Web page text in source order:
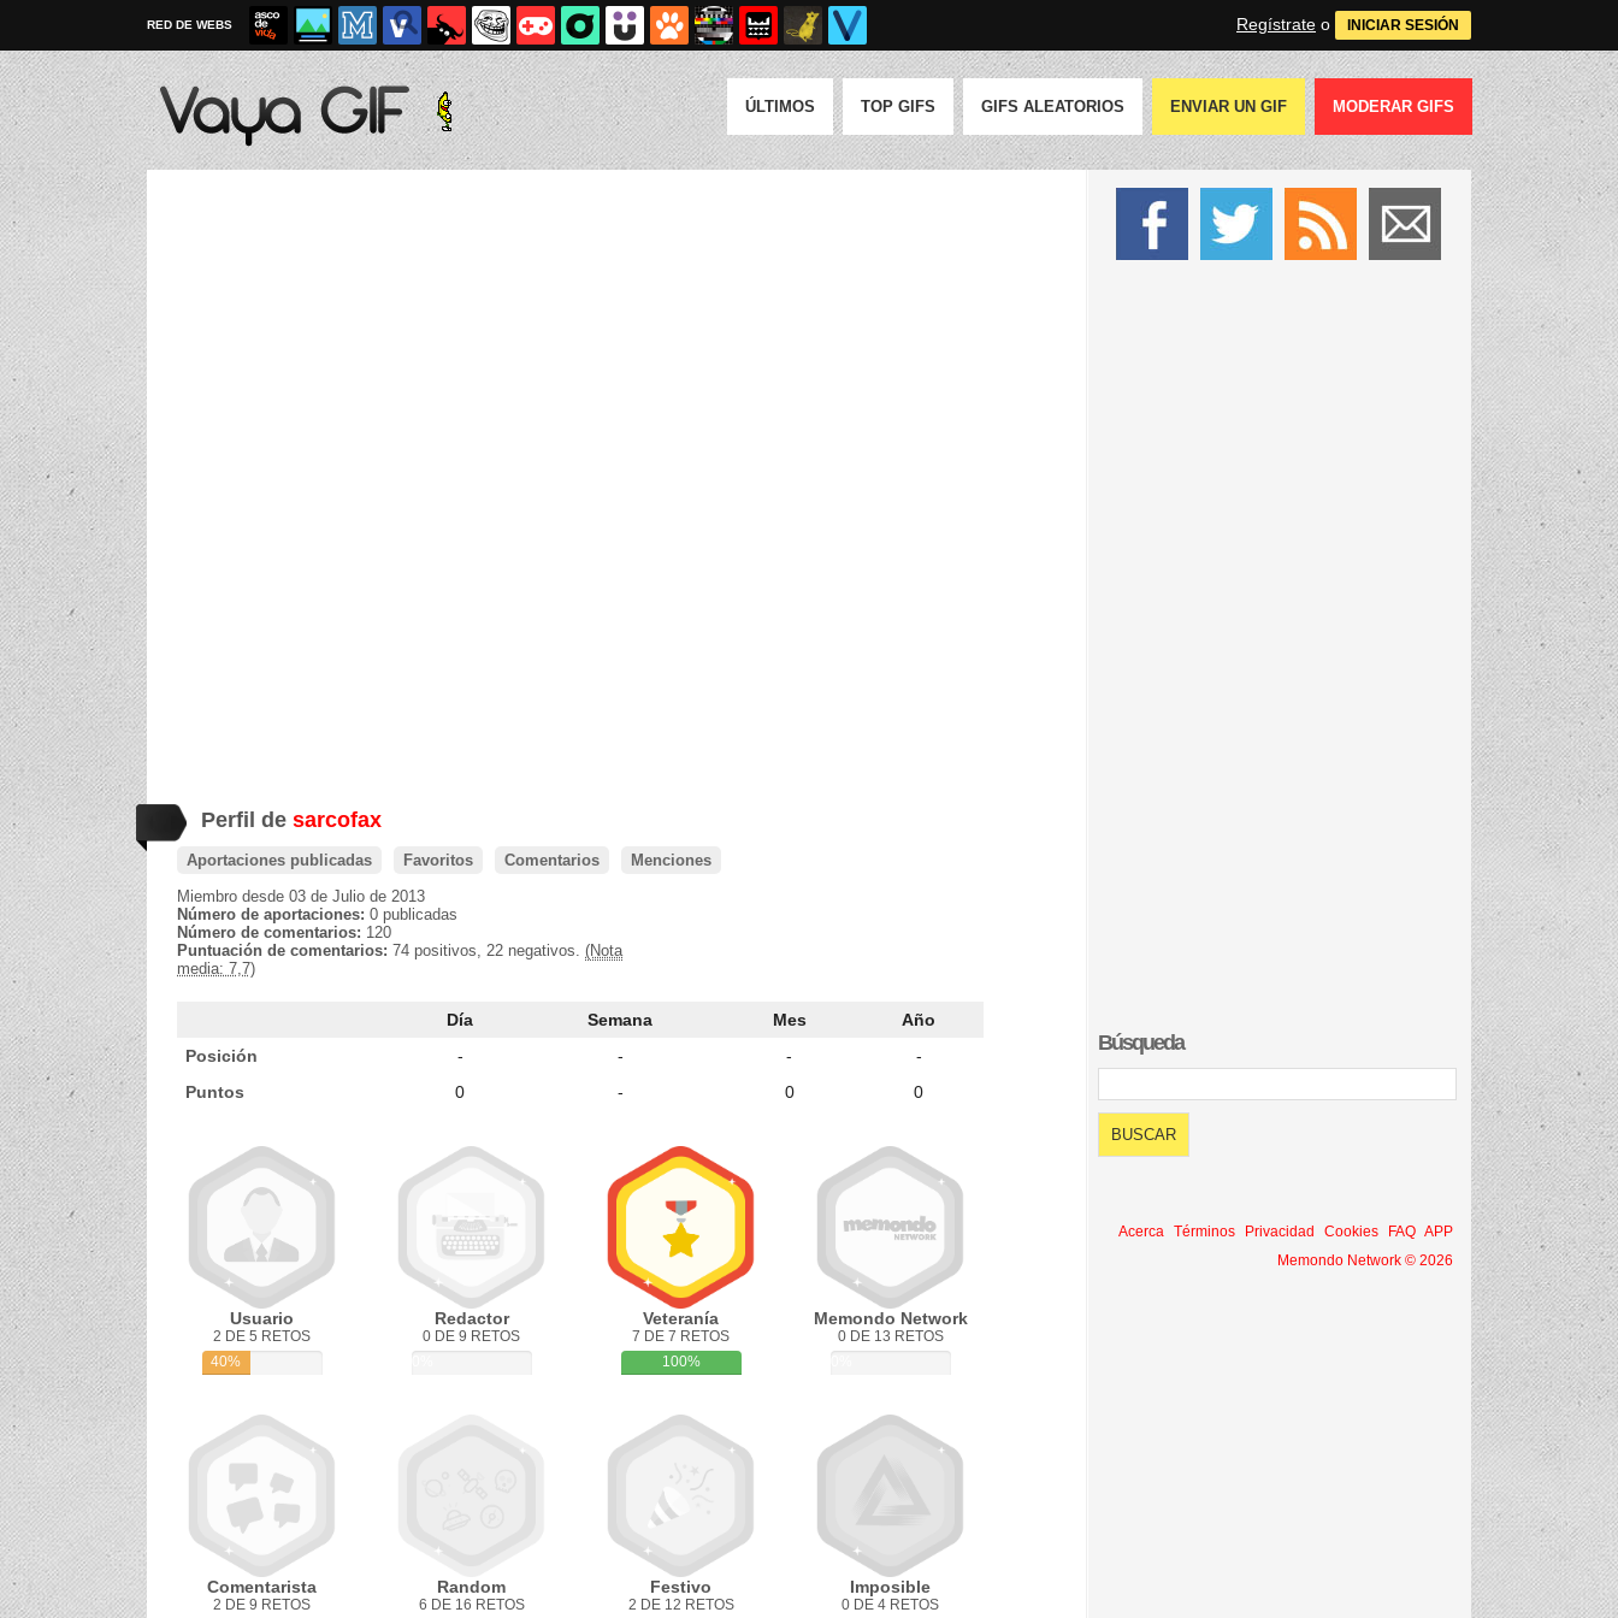
RED DE WEBS Regístrate o INICIAR SESIÓN
ÚLTIMOS TOP GIFS GIFS ALEATORIOS ENVIAR UN GIF MODERAR GIFS
Perfil de sarcofax
Aportaciones publicadas Favoritos Comentarios
Menciones
Miembro desde 03 de Julio de 2013
Número de aportaciones: 0 publicadas
Número de comentarios: 120
Puntuación de comentarios: 74 positivos, 22 negativos. (Nota
media: 7,7)
Día Semana Mes
Año
Posición
- - -
-
Puntos
0 - 0 0
Usuario
2 DE 5 RETOS
40%
Redactor
0 DE 9 RETOS
Veteranía
7 DE 7 RETOS
100%
Memondo Network
0 DE 13 RETOS
Comentarista
2 DE 9 RETOS
Random
6 DE 16 RETOS
Festivo
2 DE 12 RETOS
Imposible
0 DE 4 RETOS
Búsqueda
Acerca Términos Privacidad Cookies FAQ APP
Memondo Network © 2026